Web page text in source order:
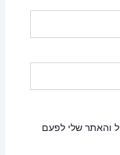
והאתר שלי לפעם